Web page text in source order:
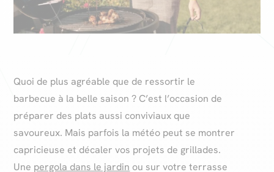
Quoi de plus agréable que de ressortir le
barbecue à la belle saison ? C’est l’occasion de
préparer des plats aussi conviviaux que
savoureux. Mais parfois la météo peut se montrer
capricieuse et décaler vos projets de grillades.
Une pergola dans le jardin ou sur votre terrasse